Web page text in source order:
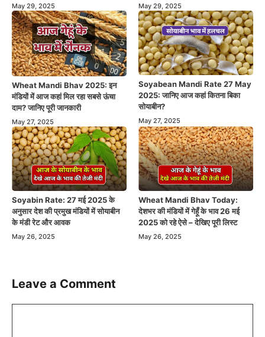
May 29, 2025 May 29, 2025
Wheat Mandi Bhav 2025: इन
मंडियों में आज कहां मिल रहा सबसे ऊंचा
दाम? जानिए पूरी जानकारी
May 27, 2025
Soyabean Mandi Rate 27 May
2025: जानिए आज कहां कितना बिका
सोयाबीन?
May 27, 2025
Soyabin Rate: 27 मई 2025 के
अनुसार देश की प्रमुख मंडियों में सोयाबीन
के मंडी रेट और आवक
May 26, 2025
Wheat Mandi Bhav Today:
देशभर की मंडियों में गेहूँ के भाव 26 मई
2025 को रहे ऐसे – देखिए पूरी लिस्ट
May 26, 2025
Leave a Comment